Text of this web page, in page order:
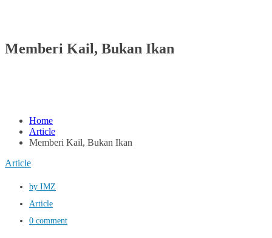
Memberi Kail, Bukan Ikan
Home
Article
Memberi Kail, Bukan Ikan
Article
by IMZ
Article
0 comment